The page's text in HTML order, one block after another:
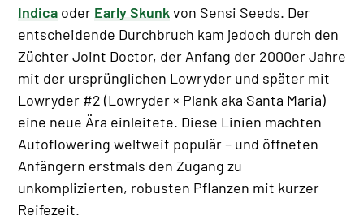
Indica oder Early Skunkvon Sensi Seeds. Der
entscheidende Durchbruch kam jedoch durch den
Züchter Joint Doctor, der Anfang der 2000er Jahre
mit der ursprünglichen Lowryder und später mit
Lowryder #2 (Lowryder × Plank aka Santa Maria)
eine neue Ära einleitete. Diese Linien machten
Autoflowering weltweit populär – und öffneten
Anfängern erstmals den Zugang zu
unkomplizierten, robusten Pflanzen mit kurzer
Reifezeit.